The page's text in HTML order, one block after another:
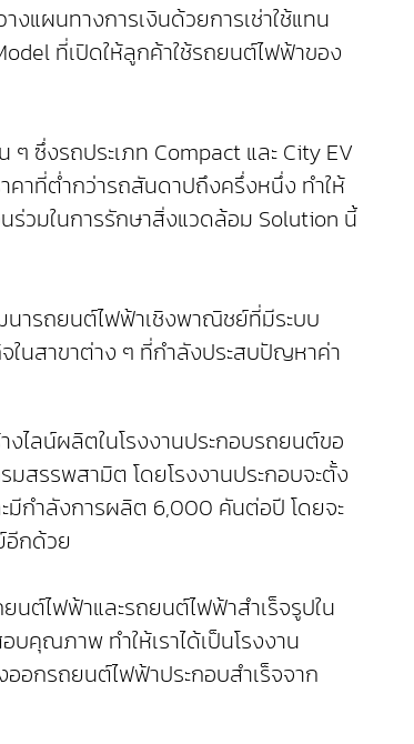
แผนทางการเงินด้วยการเช่าใช้แทน
ที่เปิดให้ลูกค้าใช้รถยนต์ไฟฟ้าของ
ซึ่งรถประเภท Compact และ City EV
คาที่ต่ำกว่ารถสันดาปถึงครึ่งหนึ่ง ทำให้
วมในการรักษาสิ่งแวดล้อม Solution นี้
นารถยนต์ไฟฟ้าเชิงพาณิชย์ที่มีระบบ
ในสาขาต่าง ๆ ที่กำลังประสบปัญหาค่า
ไลน์ผลิตในโรงงานประกอบรถยนต์ขอ
สรรพสามิต โดยโรงงานประกอบจะตั้ง
มีกำลังการผลิต 6,000 คันต่อปี โดยจะ
อีกด้วย
นต์ไฟฟ้าและรถยนต์ไฟฟ้าสำเร็จรูปใน
คุณภาพ ทำให้เราได้เป็นโรงงาน
อกรถยนต์ไฟฟ้าประกอบสำเร็จจาก